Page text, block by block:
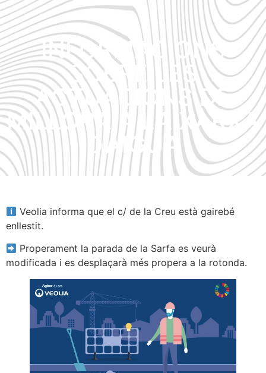
INFORMACIONS
SOBRE LES
ACTUACIONS DE
MILLORA A LA XARXA
D’AIGUA
Veolia informa que el c/ de la Creu està gairebé
enllestit.
Properament la parada de la Sarfa es veurà
modificada i es desplaçarà més propera a la rotonda.